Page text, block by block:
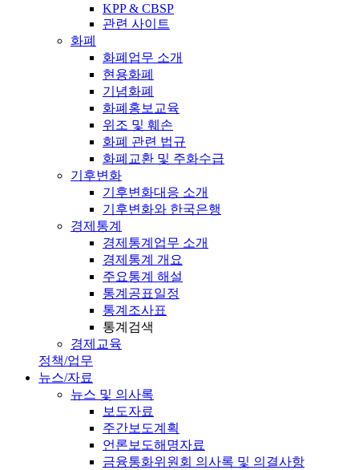
KPP & CBSP
관련 사이트
화폐
화폐업무 소개
현용화폐
기념화폐
화폐홍보교육
위조 및 훼손
화폐 관련 법규
화폐교환 및 주화수급
기후변화
기후변화대응 소개
기후변화와 한국은행
경제통계
경제통계업무 소개
경제통계 개요
주요통계 해설
통계공표일정
통계조사표
통계검색
경제교육
정책/업무
뉴스/자료
뉴스 및 의사록
보도자료
주간보도계획
언론보도해명자료
금융통화위원회 의사록 및 의결사항